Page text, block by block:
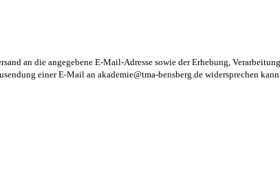
an die angegebene E-Mail-Adresse sowie der Erhebung,
einer E-Mail an akademie@tma-bensberg.de widersprechen